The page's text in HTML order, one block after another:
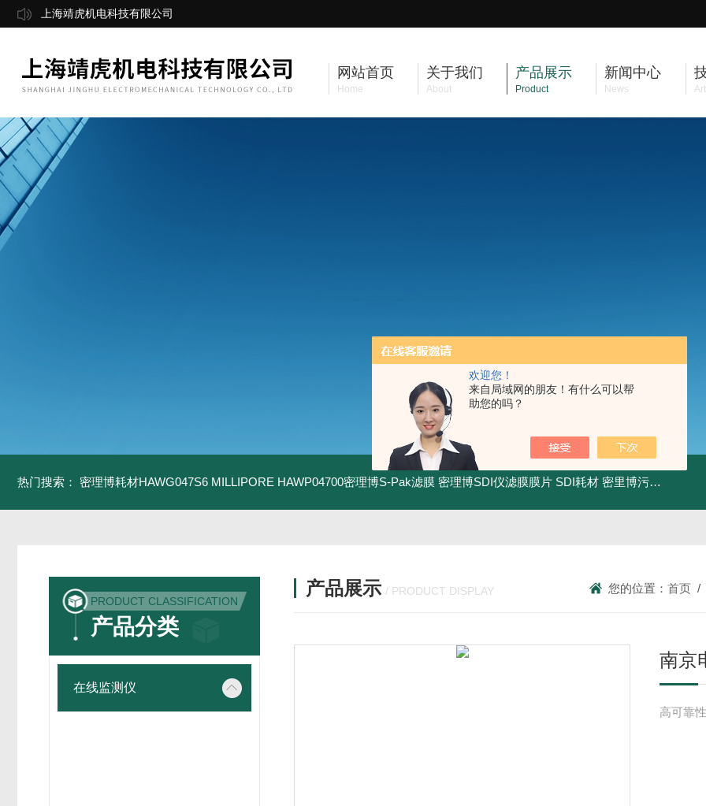
欢迎您！
来自局域网的朋友！有什么可以帮
助您的吗？
上海靖虎机电科技有限公司
网站首页
Home
关于我们
About
产品展示
Product
新闻中心
News
热门搜索： 密理博耗材HAWG047S6 MILLIPORE HAWP04700密理博S-Pak滤膜 密理博SDI仪滤膜膜片 SDI耗材 密里博污染指数测定仪
PRODUCT CLASSIFICATION
产品分类
在线监测仪
产品展示 / PRODUCT DISPLAY 您的位置： 首页 /
南京
高可靠